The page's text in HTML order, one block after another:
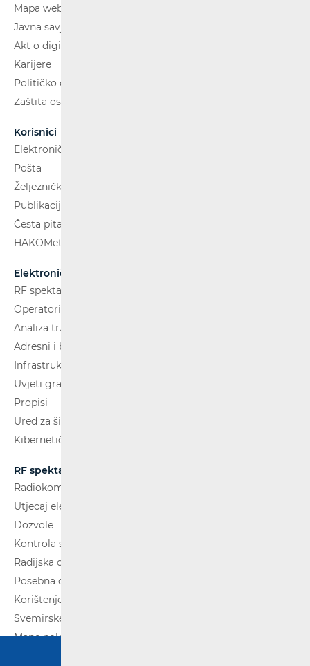
Mapa weba
Javna savjetovanja
Akt o digitalnim uslugama
Karijere
Političko oglašavanje
Zaštita osobnih podataka
Korisnici
Elektroničke komunikacije
Pošta
Željeznički putnički prijevoz
Publikacije
Česta pitanja
HAKOMetar
Elektroničke komunikacije
RF spektar
Operatori i usluge
Analiza tržišta
Adresni i brojevni prostor
Infrastruktura
Uvjeti gradnje
Propisi
Ured za širokopojasnost (BCO)
Kibernetička sigurnost
RF spektar
Radiokomunikacije i radiodifuzija
Utjecaj elektromagnetskih polja (EMP)
Dozvole
Kontrola spektra
Radijska oprema
Posebna ovlaštenja
Korištenje WAS/RLAN radijske opreme
Svemirske radijske komunikacije
Mape pokrivenosti